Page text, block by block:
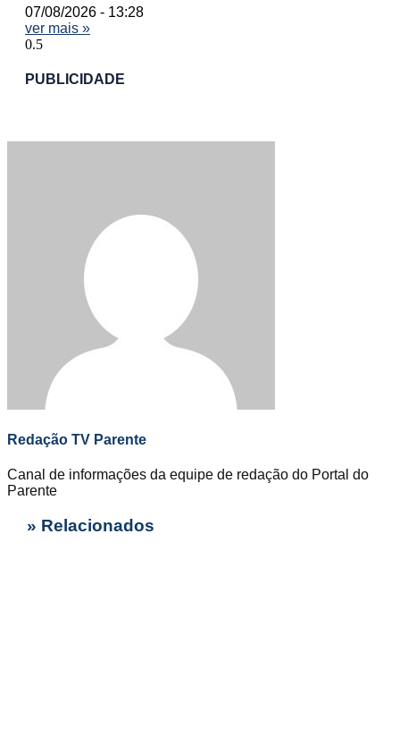
07/08/2026
13:28
ver mais »
PUBLICIDADE
Redação TV Parente
Canal de informações da equipe de redação do Portal do
Parente
» Relacionados